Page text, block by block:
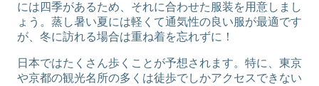
には四季があるため、それに合わせた服装を用意しまし
ょう。蒸し暑い夏には軽くて通気性の良い服が最適です
が、冬に訪れる場合は重ね着を忘れずに！
日本ではたくさん歩くことが予想されます。特に、東京
や京都の観光名所の多くは徒歩でしかアクセスできない